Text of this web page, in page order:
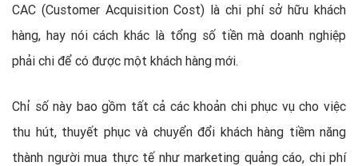
CAC (Customer Acquisition Cost) là chi phí sở hữu khách
hàng, hay nói cách khác là tổng số tiền mà doanh nghiệp
phải chi để có được một khách hàng mới.
Chỉ số này bao gồm tất cả các khoản chi phục vụ cho việc
thu hút, thuyết phục và chuyển đổi khách hàng tiềm năng
thành người mua thực tế như marketing quảng cáo, chi phí